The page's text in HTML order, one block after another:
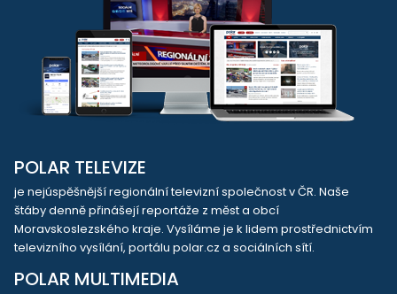
POLAR TELEVIZE
je nejúspěšnější regionální televizní společnost v ČR. Naše
štáby denně přinášejí reportáže z měst a obcí
Moravskoslezského kraje. Vysíláme je k lidem prostřednictvím
televizního vysílání, portálu polar.cz a sociálních sítí.
POLAR MULTIMEDIA